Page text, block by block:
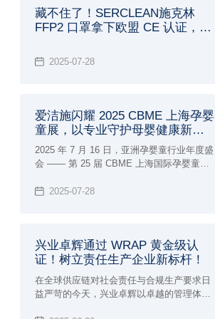
藏不住了！SERCLEAN施克林
FFP2 口罩拿下欧盟 CE 认证，防
2025-07-28
爱洁施闪耀 2025 CBME 上海孕婴
童展，以专业守护母婴健康新未
来
2025 年 7 月 16 日，亚洲孕婴童行业年度盛
会 —— 第 25 届 CBME 上海国际孕婴童展
辉旗下专注母婴护理品牌爱洁施亮相5-1E38
2025-07-28
兴业卓辉通过 WRAP 黄金级认
证！树立责任生产企业新标杆！
在全球供应链对社会责任与合规生产要求日
益严苛的今天，兴业卓辉以卓越的管理体系